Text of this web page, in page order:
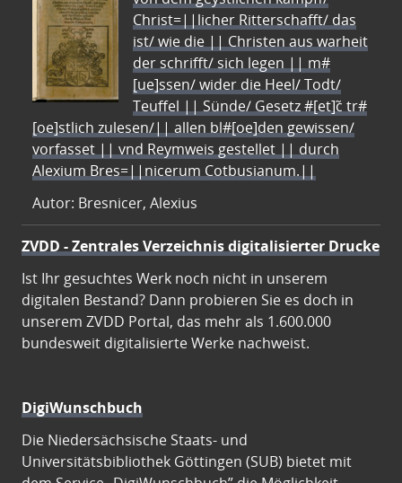
Christ=||licher Ritterschafft/ das
ist/ wie die || Christen aus warheit
der schrifft/ sich legen || m#
[ue]ssen/ wider die Heel/ Todt/
Teuffel || Sünde/ Gesetz #[et]c̃ tr#
[oe]stlich zulesen/|| allen bl#[oe]den gewissen/
vorfasset || vnd Reymweis gestellet || durch
Alexium Bres=||nicerum Cotbusianum.||
Autor: Bresnicer, Alexius
ZVDD - Zentrales Verzeichnis digitalisierter Drucke
Ist Ihr gesuchtes Werk noch nicht in unserem
digitalen Bestand? Dann probieren Sie es doch in
unserem ZVDD Portal, das mehr als 1.600.000
bundesweit digitalisierte Werke nachweist.
DigiWunschbuch
Die Niedersächsische Staats- und
Universitätsbibliothek Göttingen (SUB) bietet mit